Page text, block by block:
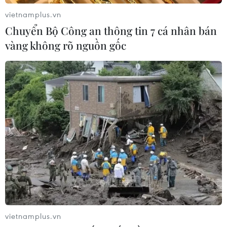
Nhật Bản: Sạt lở đất khiến gần 400
du khách mắc kẹt
09/08/2026 03:52
Khủng hoảng nắng nóng đẩy 34 tỉnh
của Pháp vào mức nguy cơ cháy
rừng cao
08/08/2026 23:59
Thời tiết ngày 9/8: Bắc Bộ và Trung
Bộ ngày nắng nóng, Nam Bộ có mưa
dông
vietnamplus.vn
Chuyển Bộ Công an thông tin 7 cá nhân bán
vàng không rõ nguồn gốc
vietnamplus.vn